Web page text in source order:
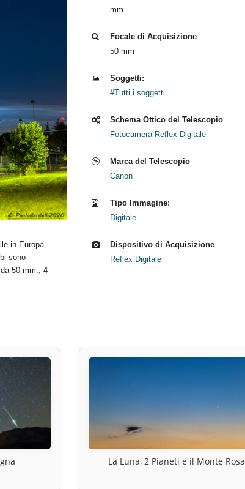
in Europa
sono
50 mm., 4
mm
Focale di Acquisizione
50 mm
Soggetti:
#Tutti i soggetti
Schema Ottico del Telescopio
Fotocamera Reflex Digitale
Marca del Telescopio
Canon
Tipo Immagine:
Digitale
Dispositivo di Acquisizione
Reflex Digitale
La Luna, 2 Pianeti e il Monte Rosa